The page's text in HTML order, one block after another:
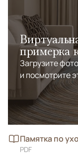
примерка
Загрузите
и посмотрите
Памятка по
PDF